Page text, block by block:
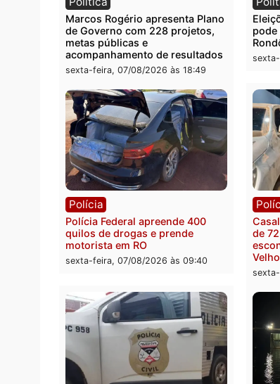
Política
Marcos Rogério apresenta Plano
de Governo com 228 projetos,
metas públicas e
acompanhamento de resultados
sexta-feira, 07/08/2026 às 18:49
Polícia